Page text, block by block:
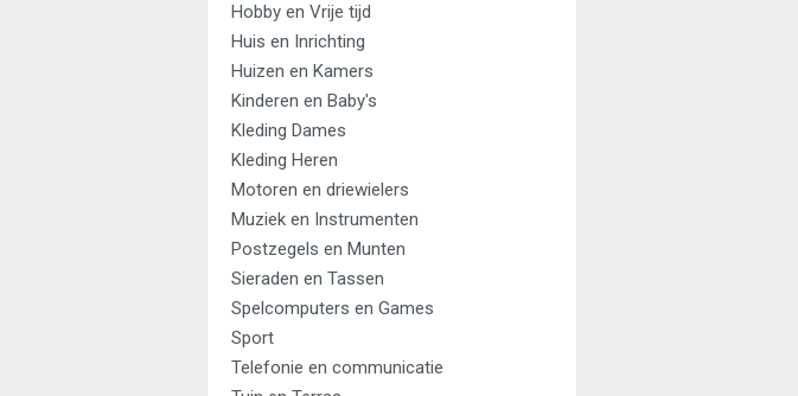
Hobby en Vrije tijd
Huis en Inrichting
Huizen en Kamers
Kinderen en Baby's
Kleding Dames
Kleding Heren
Motoren en driewielers
Muziek en Instrumenten
Postzegels en Munten
Sieraden en Tassen
Spelcomputers en Games
Sport
Telefonie en communicatie